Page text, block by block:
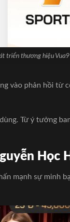
triển thương hiệu
vào phản hồi
Từ ý tưởng
Học
mạnh sự minh